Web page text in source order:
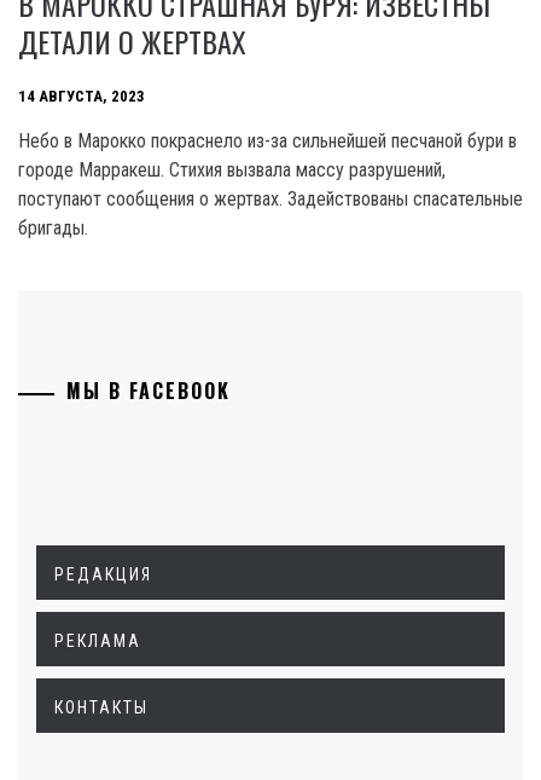
ДЕТАЛИ О ЖЕРТВАХ
14 АВГУСТА, 2023
Небо в Марокко покраснело из-за сильнейшей песчаной бури в
городе Марракеш. Стихия вызвала массу разрушений,
поступают сообщения о жертвах. Задействованы спасательные
бригады.
МЫ В FACEBOOK
РЕДАКЦИЯ
РЕКЛАМА
КОНТАКТЫ